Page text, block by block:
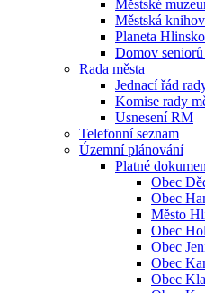
Městské
Městská
Planeta Hlinsko
Domov
Rada města
Jednací řád
Komise rady
Usnesení RM
Telefonní seznam
Územní plánování
Platné
Obec
Obec
Město
Obec
Obec
Obec
Obec